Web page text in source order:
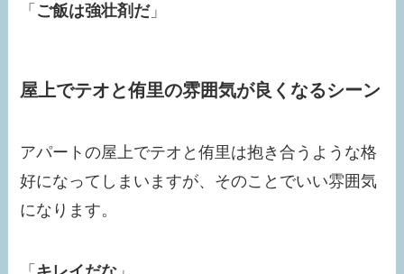
「 ご飯は強壮剤だ」
屋上でテオと侑里の雰囲気が良くなるシーン
アパートの屋上でテオと侑里は抱き合うような格
好になってしまいますが、そのことでいい雰囲気
になります。